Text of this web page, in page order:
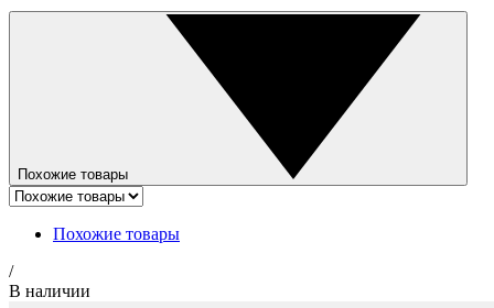
Похожие товары
Похожие товары
/
В наличии